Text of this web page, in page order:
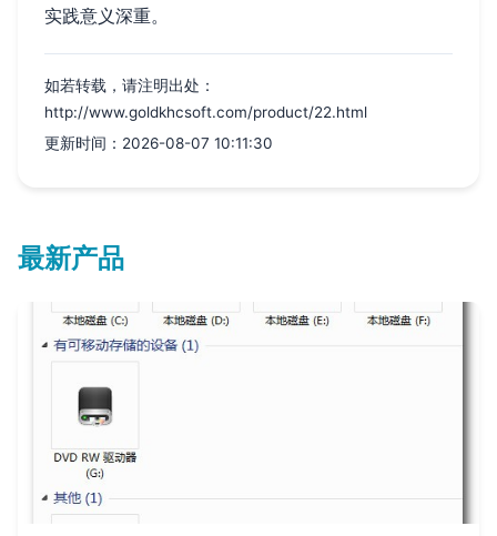
实践意义深重。
如若转载，请注明出处：
http://www.goldkhcsoft.com/product/22.html
更新时间：2026-08-07 10:11:30
最新产品